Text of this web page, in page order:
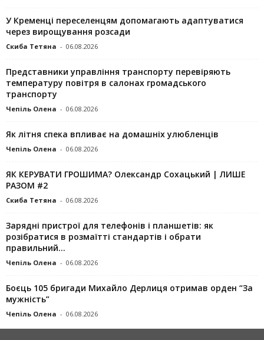
У Кременці переселенцям допомагають адаптуватися
через вирощування розсади
Скиба Тетяна - 06.08.2026
Представники управління транспорту перевіряють
температуру повітря в салонах громадського
транспорту
Чепіль Олена - 06.08.2026
Як літня спека впливає на домашніх улюбленців
Чепіль Олена - 06.08.2026
ЯК КЕРУВАТИ ГРОШИМА? Олександр Сохацький | ЛИШЕ
РАЗОМ #2
Скиба Тетяна - 06.08.2026
Зарядні пристрої для телефонів і планшетів: як
розібратися в розмаїтті стандартів і обрати
правильний...
Чепіль Олена - 06.08.2026
Боєць 105 бригади Михайло Дерлиця отримав орден “За
мужність”
Чепіль Олена - 06.08.2026